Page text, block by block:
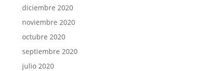
diciembre 2020
noviembre 2020
octubre 2020
septiembre 2020
julio 2020